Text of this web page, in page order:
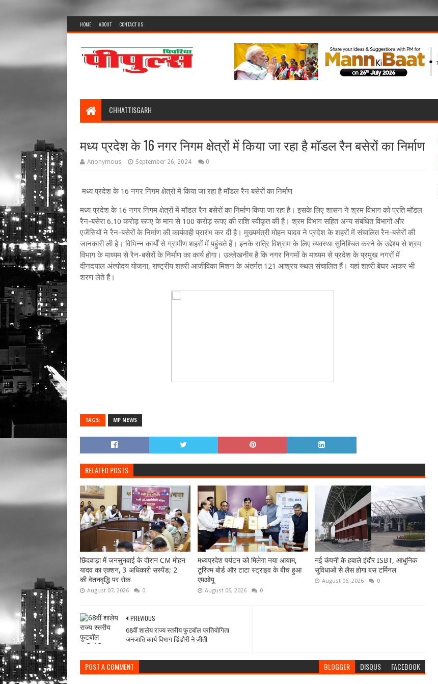
HOME ABOUT CONTACT US
CHHATTISGARH
मध्य प्रदेश के 16 नगर निगम क्षेत्रों में किया जा रहा है मॉडल रैन बसेरों का निर्माण
Anonymous September 26, 2024 0
मध्य प्रदेश के 16 नगर निगम क्षेत्रों में किया जा रहा है मॉडल रैन बसेरों का निर्माण
मध्य प्रदेश के 16 नगर निगम क्षेत्रों में मॉडल रैन बसेरों का निर्माण किया जा रहा है। इसके लिए शासन ने श्रम विभाग को प्रति मॉडल
रैन-बसेरा 6.10 करोड़ रूपए के मान से 100 करोड़ रूपए की राशि स्वीकृत की है। श्रम विभाग सहित अन्य संबंधित विभागों और
एजेंसियों ने रैन-बसेरों के निर्माण की कार्यवाही प्रारंभ कर दी है। मुख्यमंत्री मोहन यादव ने प्रदेश के शहरों में संचालित रैन-बसेरों की
जानकारी ली है। विभिन्न कार्यों से ग्रामीण शहरों में पहुंचते हैं। इनके रात्रि विश्राम के लिए व्यवस्था सुनिश्चित करने के उद्देश्य से श्रम
विभाग के माध्यम से रैन-बसेरों के निर्माण का कार्य होगा। उल्लेखनीय है कि नगर निगमों के माध्यम से प्रदेश के प्रमुख नगरों में
दीनदयाल अंत्योदय योजना, राष्ट्रीय शहरी आजीविका मिशन के अंतर्गत 121 आश्रय स्थल संचालित हैं। यहां शहरी बेघर आकर भी
शरण लेते हैं।
TAGS: MP NEWS
RELATED POSTS
छिंदवाड़ा में जनसुनवाई के दौरान CM मोहन
यादव का एक्शन, 3 अधिकारी सस्पेंड; 2
की वेतनवृद्धि पर रोक
August 07, 2026 0
मध्यप्रदेश पर्यटन को मिलेगा नया आयाम,
टूरिज्म बोर्ड और टाटा स्ट्राइव के बीच हुआ
एमओयू
August 06, 2026 0
नई कंपनी के हवाले इंदौर ISBT, आधुनिक
सुविधाओं से लैस होगा बस टर्मिनल
August 06, 2026 0
PREVIOUS
68वीं शालेय राज्य स्तरीय फुटबॉल प्रतियोगिता
जनजाति कार्य विभाग डिंडौरी ने जीती
POST A COMMENT BLOGGER DISQUS FACEBOOK